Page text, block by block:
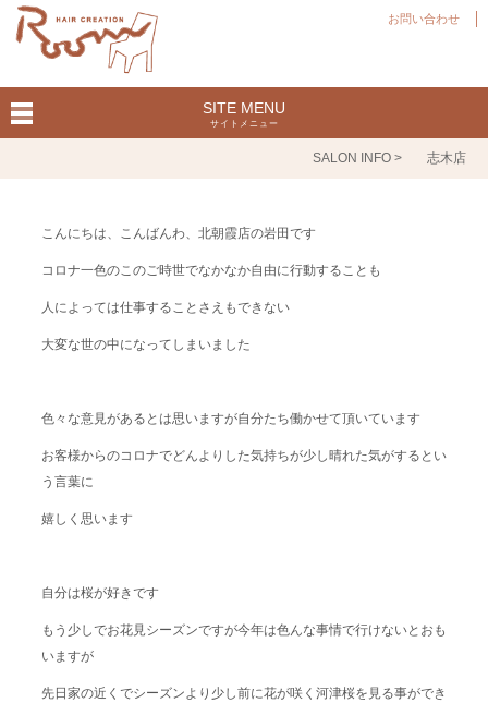
お問い合わせ
SITE MENU
サイトメニュー
SALON INFO > 志木店
こんにちは、こんばんわ、北朝霞店の岩田です
コロナ一色のこのご時世でなかなか自由に行動することも
人によっては仕事することさえもできない
大変な世の中になってしまいました
色々な意見があるとは思いますが自分たち働かせて頂いています
お客様からのコロナでどんよりした気持ちが少し晴れた気がするとい
う言葉に
嬉しく思います
自分は桜が好きです
もう少しでお花見シーズンですが今年は色んな事情で行けないとおも
いますが
先日家の近くでシーズンより少し前に花が咲く河津桜を見る事ができ